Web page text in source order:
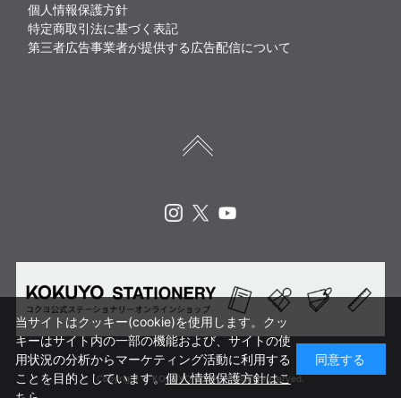
個人情報保護方針
特定商取引法に基づく表記
第三者広告事業者が提供する広告配信について
Copyright © KOKUYO CORP. All rights reserved.
当サイトはクッキー(cookie)を使用します。クッ
キーはサイト内の一部の機能および、サイトの使
用状況の分析からマーケティング活動に利用する
ことを目的としています。個人情報保護方針はこ
同意する